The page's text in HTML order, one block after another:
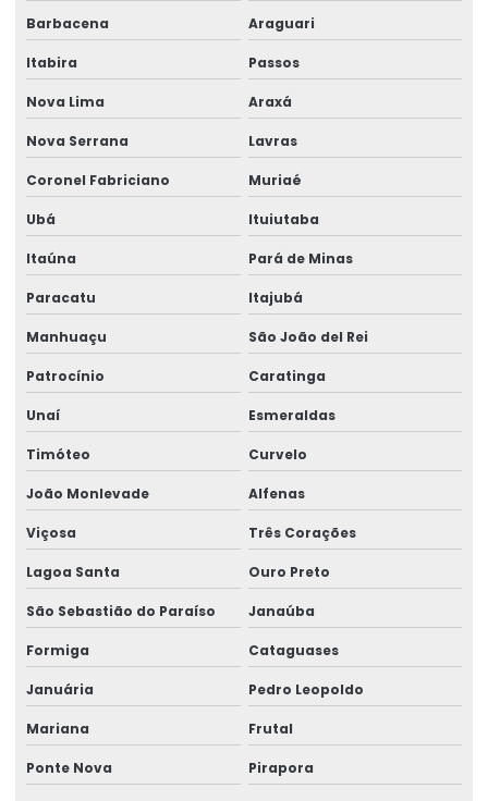
Barbacena Araguari
Itabira Passos
Nova Lima Araxá
Nova Serrana Lavras
Coronel Fabriciano Muriaé
Ubá Ituiutaba
Itaúna Pará de Minas
Paracatu Itajubá
Manhuaçu São João del Rei
Patrocínio Caratinga
Unaí Esmeraldas
Timóteo Curvelo
João Monlevade Alfenas
Viçosa Três Corações
Lagoa Santa Ouro Preto
São Sebastião do Paraíso Janaúba
Formiga Cataguases
Januária Pedro Leopoldo
Mariana Frutal
Ponte Nova Pirapora